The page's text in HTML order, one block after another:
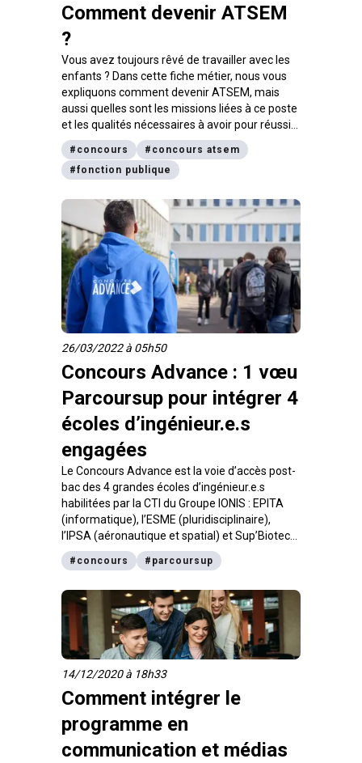
Comment devenir ATSEM
?
Vous avez toujours rêvé de travailler avec les
enfants ? Dans cette fiche métier, nous vous
expliquons comment devenir ATSEM, mais
aussi quelles sont les missions liées à ce poste
et les qualités nécessaires à avoir pour réussir
dans le secteur de la petite enfance. Par
ailleurs, nous parlerons également de la
rémunération, ainsi que des possibilités
conseils pour être admis à votre concours.
# concours # concours atsem
#fonction publique
26/03/2022 à 05h50
Concours Advance : 1 vœu
Parcoursup pour intégrer 4
écoles d’ingénieur.e.s
engagées
Le Concours Advance est la voie d’accès post-
bac des 4 grandes écoles d’ingénieur.e.s
habilitées par la CTI du Groupe IONIS : EPITA
(informatique), l’ESME (pluridisciplinaire),
l’IPSA (aéronautique et spatial) et Sup’Biotech
(biotechnologies). Tu veux t’ouvrir à des
domaines technologiques d’avenir, suivre un
engagées qui forment des ingénieurs et
ingénieures qui ont conscience de leur impact
sur l’homme et la planète, et te former à des
métiers qui ont du sens… Alors à toi de jouer !
2024.
# concours # parcoursup
14/12/2020 à 18h33
Comment intégrer le
programme en
communication et médias